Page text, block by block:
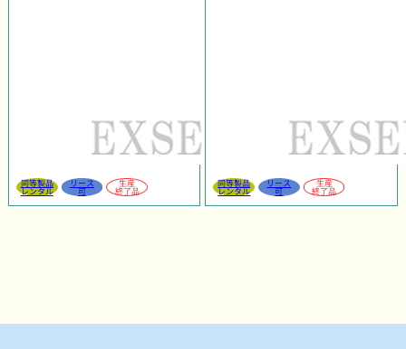
同等製品
レンタル
リース
可
生産
終了品
同等製品
レンタル
リース
可
生産
終了品